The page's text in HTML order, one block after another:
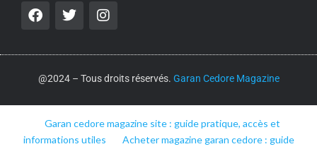
@2024 – Tous droits réservés. Garan Cedore Magazine
Garan cedore magazine site : guide pratique, accès et
informations utiles
Acheter magazine garan cedore : guide